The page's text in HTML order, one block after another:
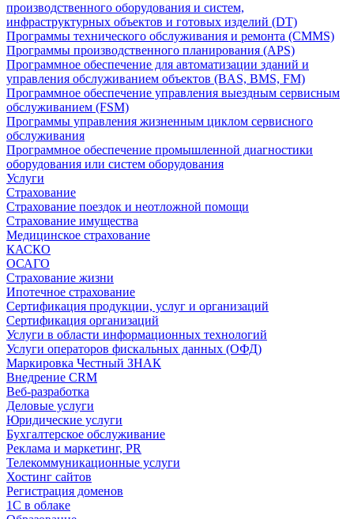
производственного оборудования и систем,
инфраструктурных объектов и готовых изделий (DT)
Программы технического обслуживания и ремонта (CMMS)
Программы производственного планирования (APS)
Программное обеспечение для автоматизации зданий и
управления обслуживанием объектов (BAS, BMS, FM)
Программное обеспечение управления выездным сервисным
обслуживанием (FSM)
Программы управления жизненным циклом сервисного
обслуживания
Программное обеспечение промышленной диагностики
оборудования или систем оборудования
Услуги
Страхование
Страхование поездок и неотложной помощи
Страхование имущества
Медицинское страхование
КАСКО
ОСАГО
Страхование жизни
Ипотечное страхование
Сертификация продукции, услуг и организаций
Сертификация организаций
Услуги в области информационных технологий
Услуги операторов фискальных данных (ОФД)
Маркировка Честный ЗНАК
Внедрение CRM
Веб-разработка
Деловые услуги
Юридические услуги
Бухгалтерское обслуживание
Реклама и маркетинг, PR
Телекоммуникационные услуги
Хостинг сайтов
Регистрация доменов
1С в облаке